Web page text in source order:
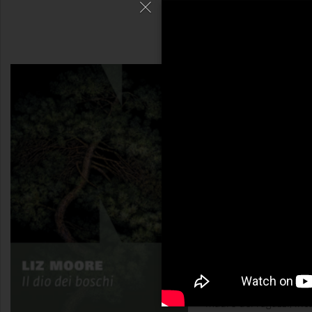
uomini della famiglia,
madre dei ragazzi,